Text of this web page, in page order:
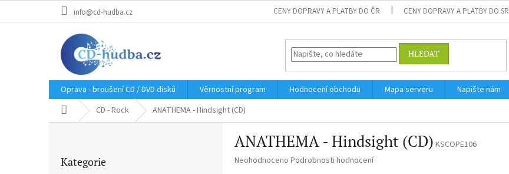
info@cd-hudba.cz CENY DOPRAVY A PLATBY DO ČR CENY DOPRAVY A PLATBY DO SR
HLEDAT
Oprava - broušení CD / DVD disků Věrnostní program Hodnocení obchodu Mapa serveru Napište nám
Domů CD - Rock ANATHEMA - Hindsight (CD)
kategorie
Kategorie
ANATHEMA - Hindsight (CD) KSCOPE106
Průměrné
Neohodnoceno Podrobnosti hodnocení